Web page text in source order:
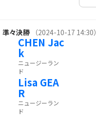
準々決勝 （2024-10-17 14:30）
CHEN Jac
k
ニュージーラン
ド
Lisa GEA
R
ニュージーラン
ド